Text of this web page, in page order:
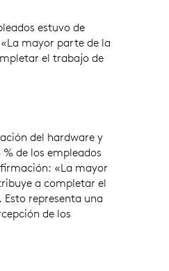
estuvo de
mayor parte de la
el trabajo de
del hardware y
de los empleados
«La mayor
a completar el
representa una
de los